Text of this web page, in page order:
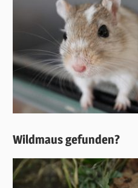
Wildmaus gefunden?